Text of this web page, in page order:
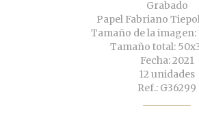
Grabado
Papel Fabriano
Tamaño de la imagen:
Tamaño total:
Fecha: 2021
12 unidades
Ref.: G36299